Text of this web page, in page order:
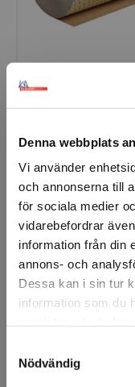
Denna webbplats
Vi använder
och annonserna till
för sociala medier
vidarebefordrar
information från din
annons- och
Dessa kan i sin tur
information som du
Nödvändig
3M™ 9471LE